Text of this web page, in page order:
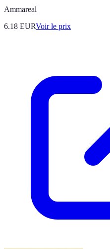
Ammareal
6.18 EURVoir le prix